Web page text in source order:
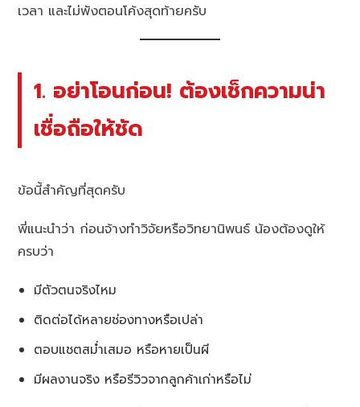
เวลา และไม่พังตอนโค้งสุดท้ายครับ
1. อย่าโอนก่อน! ต้องเช็กความน่า
เชื่อถือให้ชัด
ข้อนี้สำคัญที่สุดครับ
พี่แนะนำว่า ก่อนจ้างทำวิจัยหรือวิทยานิพนธ์ น้องต้องดูให้
ครบว่า
มีตัวตนจริงไหม
ติดต่อได้หลายช่องทางหรือเปล่า
ตอบแชตสม่ำเสมอ หรือหายเป็นผี
มีผลงานจริง หรือรีวิวจากลูกค้าเก่าหรือไม่